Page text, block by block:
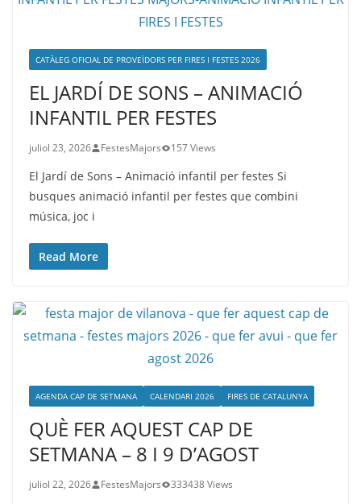
CATÀLEG OFICIAL DE PROVEÏDORS PER FIRES I FESTES 2026
EL JARDÍ DE SONS – ANIMACIÓ
INFANTIL PER FESTES
juliol 23, 2026 FestesMajors 157 Views
El Jardí de Sons – Animació infantil per festes Si
busques animació infantil per festes que combini
música, joc i
Read More
AGENDA CAP DE SETMANA CALENDARI 2026 FIRES DE CATALUNYA
QUÈ FER AQUEST CAP DE
SETMANA – 8 I 9 D’AGOST
juliol 22, 2026 FestesMajors 333438 Views